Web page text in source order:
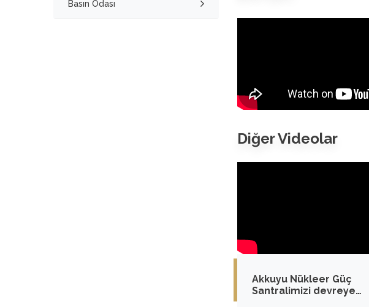
Basın Odası
Diğer Videolar
Akkuyu Nükleer Güç
Santralimizi devreye